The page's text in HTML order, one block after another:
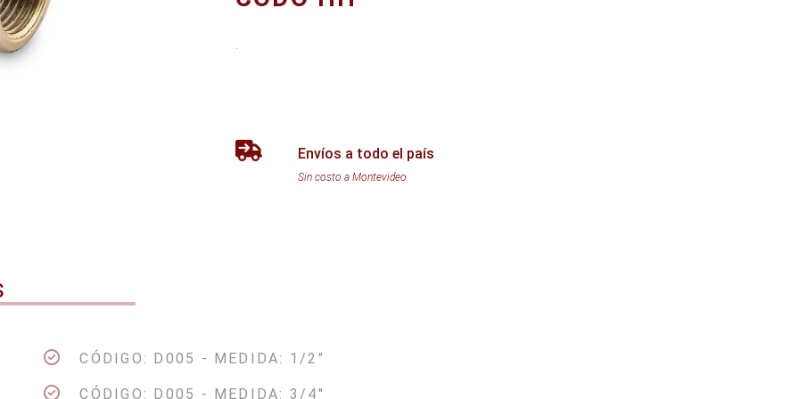
Envíos a todo el país
Sin costo a Montevideo
CÓDIGO: D005 - MEDIDA: 1/2"
CÓDIGO: D005 - MEDIDA: 3/4"